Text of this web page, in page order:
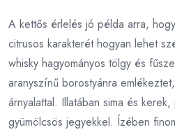
A kettős érlelés jó példa arra,
citrusos karakterét hogyan lehet
whisky hagyományos tölgy és
aranyszínű borostyánra
árnyalattal. Illatában sima és
gyümölcsös jegyekkel. Ízében